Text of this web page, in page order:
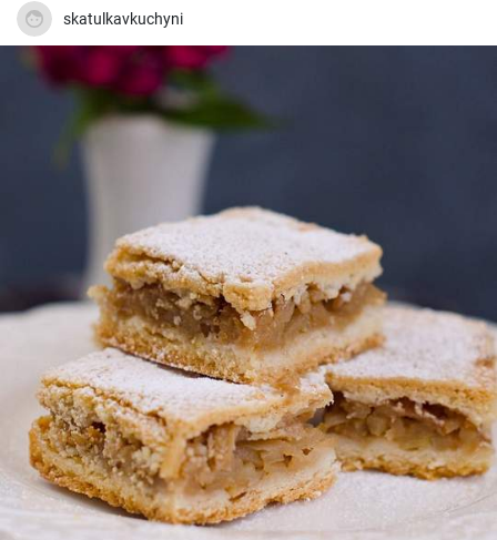
skatulkavkuchyni